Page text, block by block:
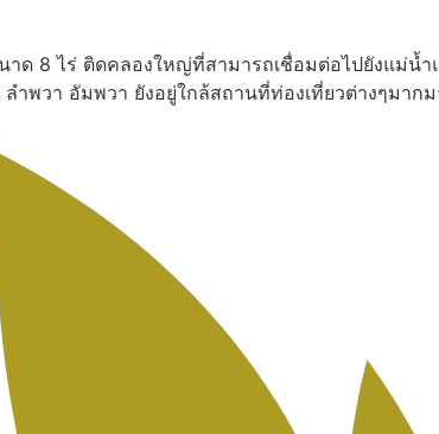
ด 8 ไร่ ติดคลองใหญ่ที่สามารถเชื่อมต่อไปยังแม่น้
พวา อัมพวา ยังอยู่ใกล้สถานที่ท่องเที่ยวต่างๆมาก